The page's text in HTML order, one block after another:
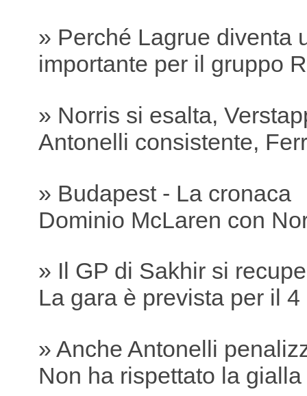
» Perché Lagrue diventa
importante per il gruppo
» Norris si esalta,
Antonelli consistente,
» Budapest - La cronaca
Dominio McLaren con
» Il GP di Sakhir si
La gara è prevista per il 4
» Anche Antonelli
Non ha rispettato la gialla